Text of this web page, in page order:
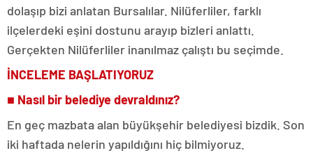
dolaşıp bizi anlatan Bursalılar. Nilüferliler, farklı
ilçelerdeki eşini dostunu arayıp bizleri anlattı.
Gerçekten Nilüferliler inanılmaz çalıştı bu seçimde.
İNCELEME BAŞLATIYORUZ
■ Nasıl bir belediye devraldınız?
En geç mazbata alan büyükşehir belediyesi bizdik. Son
iki haftada nelerin yapıldığını hiç bilmiyoruz.